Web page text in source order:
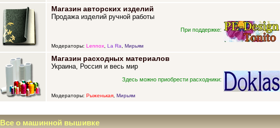
Магазин авторских изделий
Продажа изделий ручной работы
При поддержке:
Модераторы: Lennox, La Ra, Мирьям
Магазин расходных материалов
Украина, Россия и весь мир
Здесь можно приобрести расходники:
Модераторы: Рыженькая, Мирьям
Все о машинной вышивке